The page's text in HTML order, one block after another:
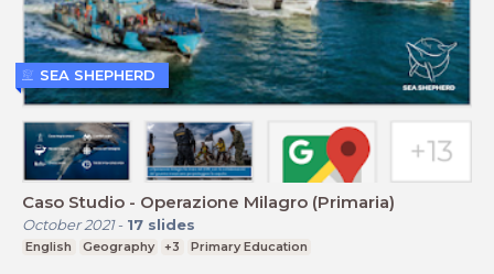
Caso Studio - Operazione Milagro (Primaria)
October 2021- 17 slides
English Geography +3 Primary Education
SEA SHEPHERD